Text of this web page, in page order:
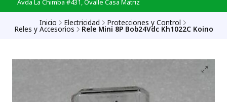
Avda La Chimba #431, Ovalle Casa Matriz
Inicio Electricidad Protecciones y Control
Reles y Accesorios Rele Mini 8P Bob24Vdc Kh1022C Koino